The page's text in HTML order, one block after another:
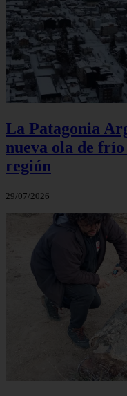
La Patagonia
nueva ola de
región
29/07/2026